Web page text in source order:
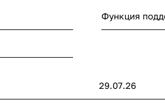
Функция
29.07.26